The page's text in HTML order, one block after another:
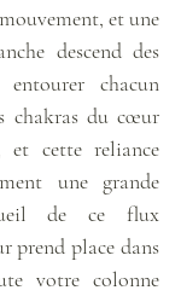
et une
descend des
chacun
chakras du cœur
et cette reliance
une grande
de ce flux
prend place dans
votre colonne